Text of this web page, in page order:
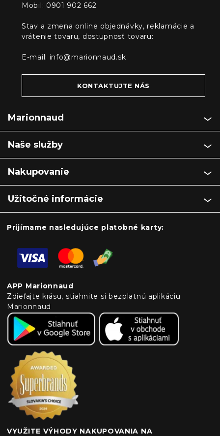
Mobil: 0901 902 662
Stav a zmena online objednávky, reklamácie a
vrátenie tovaru, dostupnosť tovaru:
E-mail: info@marionnaud.sk
KONTAKTUJTE NÁS
Marionnaud
Naše služby
Nakupovanie
Užitočné informácie
Prijímame nasledujúce platobné karty:
APP Marionnaud
Zdieľajte krásu, stiahnite si bezplatnú aplikáciu
Marionnaud
VYUŽITE VÝHODY NAKUPOVANIA NA